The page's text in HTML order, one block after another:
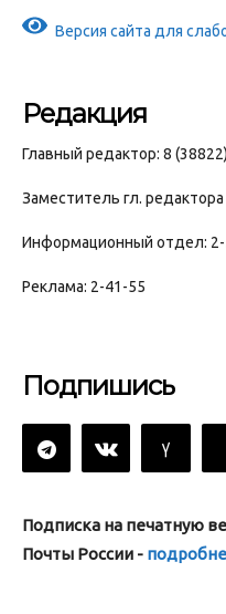
Версия сайта для
Редакция
Главный редактор: 8
Заместитель гл.
Информационный отдел: 2-
Реклама: 2-41-55
Подпишись
Подписка на печатную
Почты России -